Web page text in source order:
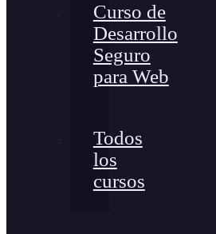
Curso de
Desarrollo
Seguro
para Web
Todos
los
cursos